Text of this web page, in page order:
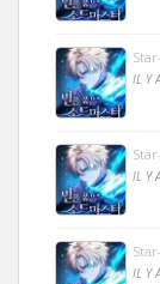
IL Y
IL Y
IL Y